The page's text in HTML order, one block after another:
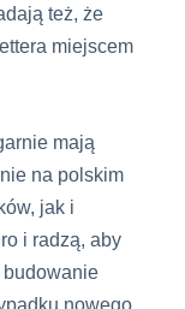
też, że
miejscem
mają
na polskim
jak i
i radzą, aby
budowanie